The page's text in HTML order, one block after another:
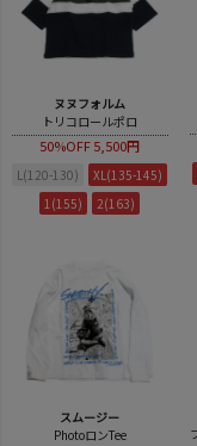
ヌヌフォルム
トリコロールポロ
50%OFF5,500円
L(120-130)
XL(135-145)
1(155)
2(163)
スムージー
PhotoロンTee